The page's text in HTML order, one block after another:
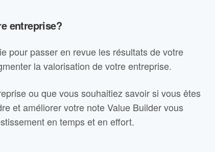
entreprise?
pour passer en revue les résultats de votre
la valorisation de votre entreprise.
ou que vous souhaitiez savoir si vous êtes
et améliorer votre note Value Builder vous
en temps et en effort.